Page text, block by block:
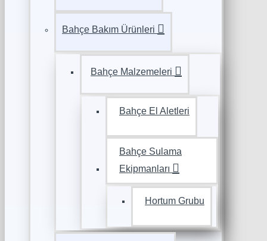
Bahçe Bakım Ürünleri
Bahçe Malzemeleri
Bahçe El Aletleri
Bahçe Sulama
Ekipmanları
Hortum Grubu